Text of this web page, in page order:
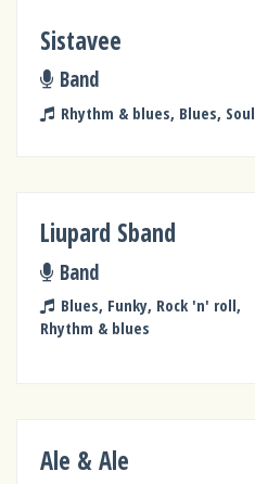
Sistavee
Band
Rhythm & blues, Blues, Soul
Liupard Sband
Band
Blues, Funky, Rock 'n' roll,
Rhythm & blues
Ale & Ale